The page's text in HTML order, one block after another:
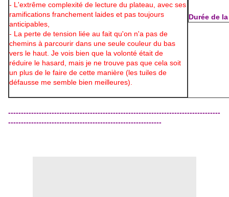
- L'extrême complexité de lecture du plateau, avec ses
ramifications franchement laides et pas toujours
anticipables,
- La perte de tension liée au fait qu'on n'a pas de
chemins à parcourir dans une seule couleur du bas
vers le haut. Je vois bien que la volonté était de
réduire le hasard, mais je ne trouve pas que cela soit
un plus de le faire de cette manière (les tuiles de
défausse me semble bien meilleures).
Durée de
-----------------------------------------------------------------------------------
------------------------------------------------------------